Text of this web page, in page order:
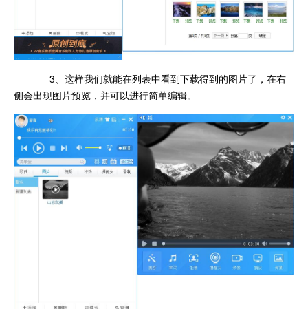
3、这样我们就能在列表中看到下载得到的图片了，在右
侧会出现图片预览，并可以进行简单编辑。